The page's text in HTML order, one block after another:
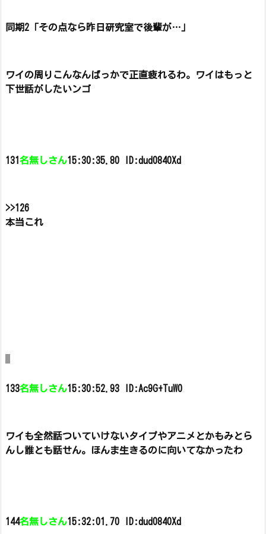
同期2「その点なら昨日研究室で後輩が…」
ワイの周りこんなんばっかで正直疲れるわ。
ワイはもっと
下世話がしたいンゴ
131 名無しさん15:30:35.80 ID:dud0840Xd
>>126
本当これ
133名無しさん15:30:52.93 ID:Ac9G+TuW0
ワイも全然話ついていけないタイプやアニメとかもみとら
んし誰とも話せん。
ほんま生きるのに向いてなかったわ
144名無しさん15:32:01.70 ID:dud0840Xd